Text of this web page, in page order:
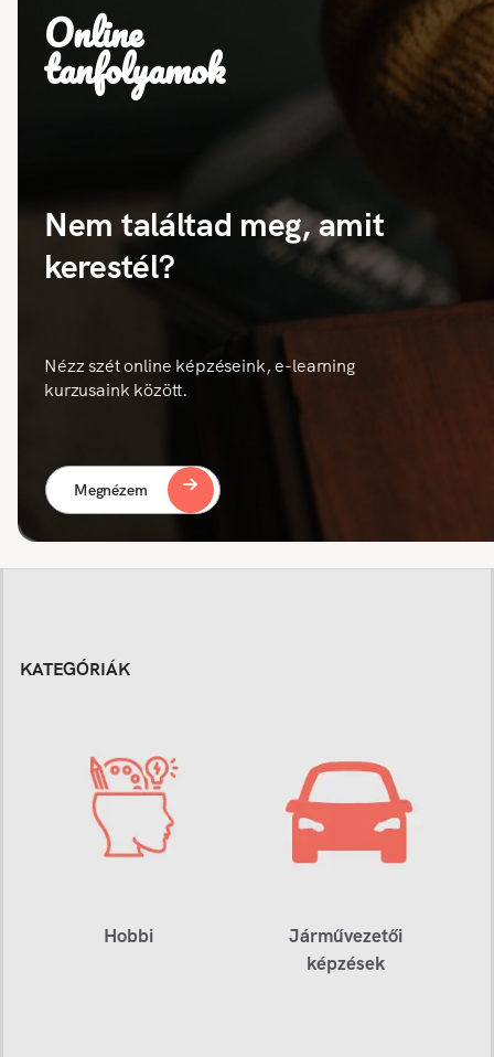
Online
tanfolyamok
Nem találtad meg, amit
kerestél?
Nézz szét online képzéseink, e-learning
kurzusaink között.
Megnézem
KATEGÓRIÁK
Hobbi
Járművezetői
képzések